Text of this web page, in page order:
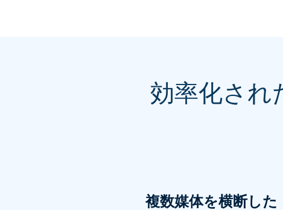
効率化され
複数媒体を横断した